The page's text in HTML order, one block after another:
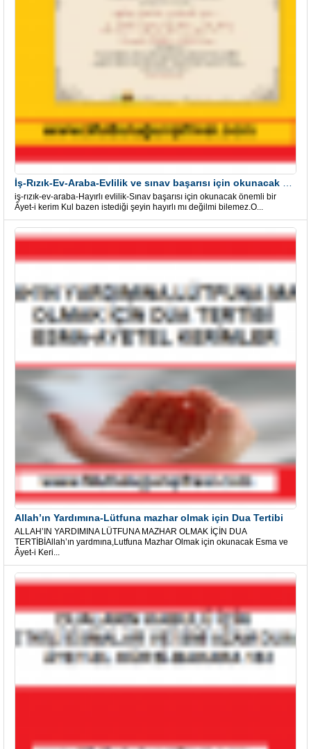
iş-rızık-ev-araba-Hayırlı evlilik-Sınav başarısı için okunacak önemli bir
Âyet-i kerim Kul bazen istediği şeyin hayırlı mı değilmi bilemez.O...
Allah’ın Yardımına-Lütfuna mazhar olmak için Dua Tertibi
ALLAH’IN YARDIMINA LÜTFUNA MAZHAR OLMAK İÇİN DUA
TERTİBİAllah’ın yardmına,Lutfuna Mazhar Olmak için okunacak Esma ve
Âyet-i Keri...